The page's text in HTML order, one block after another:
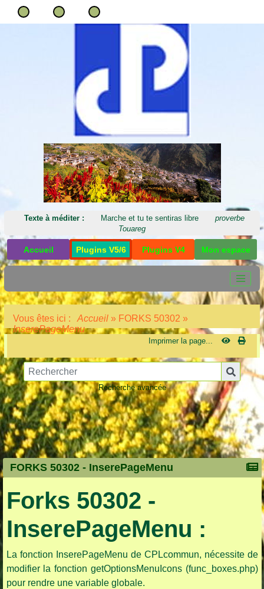
Texte à méditer : Marche et tu te sentiras libre
proverbe
Touareg
Accueil Plugins V5/6 Plugins V4 Mon espace
Vous êtes ici : Accueil » FORKS 50302 »
InserePageMenu
Imprimer la page...
Recherche avancée
FORKS 50302 - InserePageMenu
Forks 50302 -
InserePageMenu :
La fonction InserePageMenu de CPLcommun, nécessite de
modifier la fonction getOptionsMenuIcons (func_boxes.php)
pour rendre une variable globale.